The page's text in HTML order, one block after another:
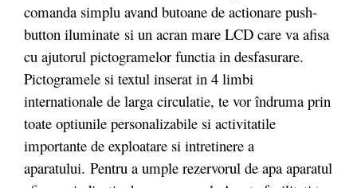
comanda simplu avand butoane de actionare push-
button iluminate si un acran mare LCD care va afisa
cu ajutorul pictogramelor functia in desfasurare.
Pictogramele si textul inserat in 4 limbi
internationale de larga circulatie, te vor îndruma prin
toate optiunile personalizabile si activitatile
importante de exploatare si intretinere a
aparatului. Pentru a umple rezervorul de apa aparatul